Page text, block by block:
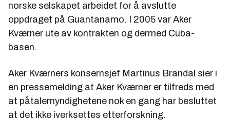
norske selskapet arbeidet for å avslutte
oppdraget på Guantanamo. I 2005 var Aker
Kværner ute av kontrakten og dermed Cuba-
basen.
Aker Kværners konsernsjef Martinus Brandal sier i
en pressemelding at Aker Kværner er tilfreds med
at påtalemyndighetene nok en gang har besluttet
at det ikke iverksettes etterforskning.